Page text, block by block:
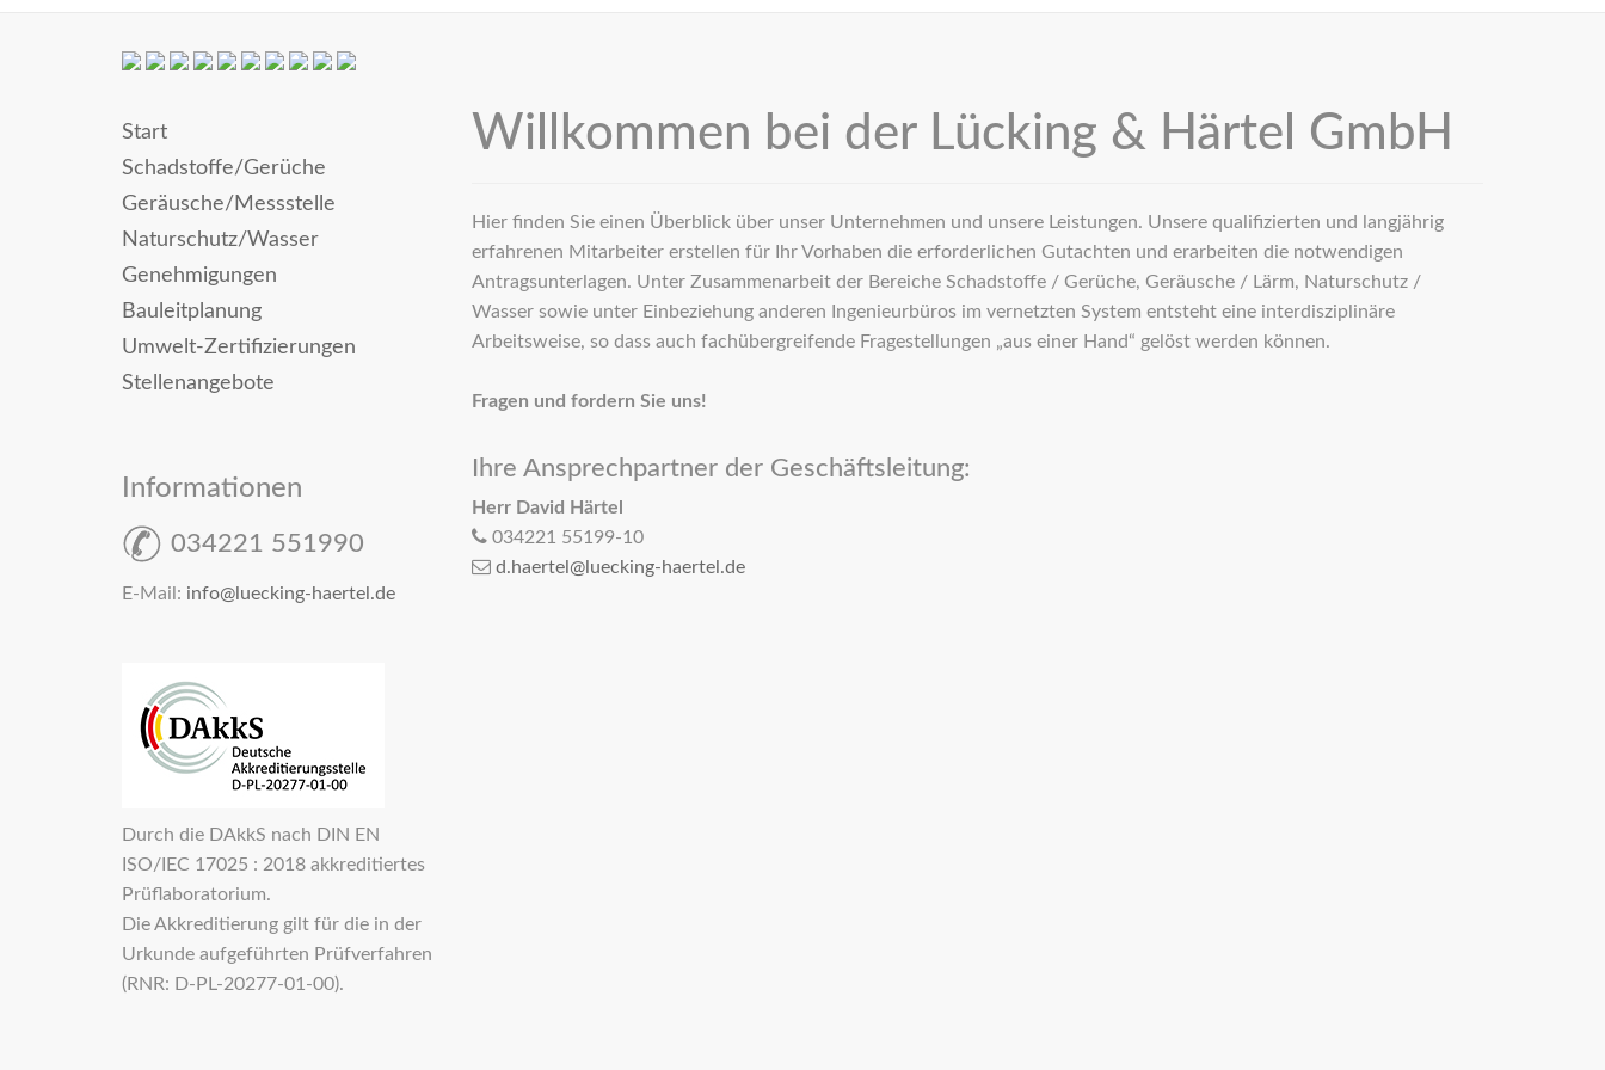
Start
Schadstoffe/Gerüche
Geräusche/Messstelle
Naturschutz/Wasser
Genehmigungen
Bauleitplanung
Umwelt-Zertifizierungen
Stellenangebote
Informationen
034221 551990
E-Mail: info@luecking-haertel.de
Durch die DAkkS nach DIN EN
ISO/IEC 17025 : 2018 akkreditiertes
Prüflaboratorium.
Die Akkreditierung gilt für die in der
Urkunde aufgeführten Prüfverfahren
(RNR: D-PL-20277-01-00).
Willkommen bei der Lücking & Härtel GmbH
Hier finden Sie einen Überblick über unser Unternehmen und unsere Leistungen. Unsere qualifizierten und langjährig
erfahrenen Mitarbeiter erstellen für Ihr Vorhaben die erforderlichen Gutachten und erarbeiten die notwendigen
Antragsunterlagen. Unter Zusammenarbeit der Bereiche Schadstoffe / Gerüche, Geräusche / Lärm, Naturschutz /
Wasser sowie unter Einbeziehung anderen Ingenieurbüros im vernetzten System entsteht eine interdisziplinäre
Arbeitsweise, so dass auch fachübergreifende Fragestellungen „aus einer Hand“ gelöst werden können.
Fragen und fordern Sie uns!
Ihre Ansprechpartner der Geschäftsleitung:
Herr David Härtel
034221 55199-10
d.haertel@luecking-haertel.de